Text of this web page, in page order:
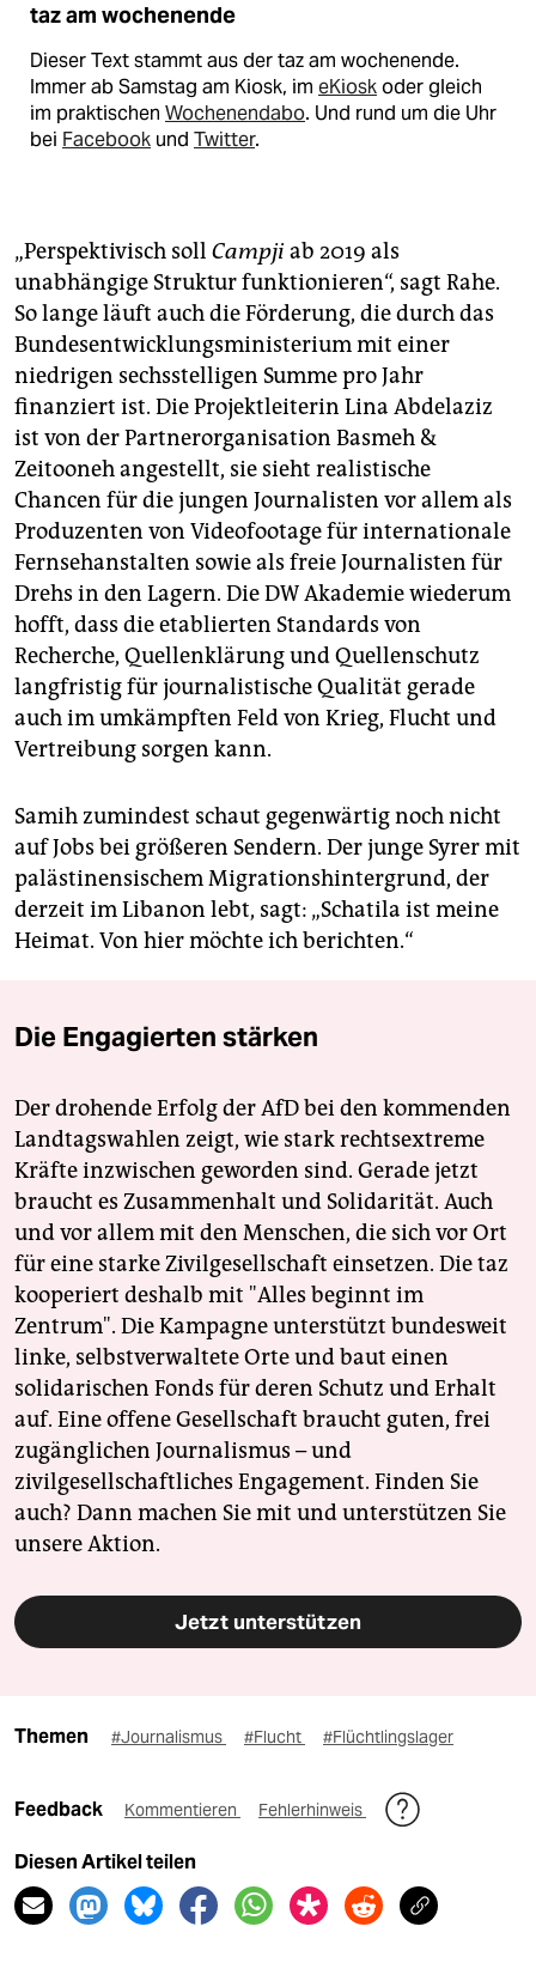
taz am wochenende
Dieser Text stammt aus der taz am wochenende.
Immer ab Samstag am Kiosk, im eKioskoder gleich
im praktischen Wochenendabo. Und rund um die Uhr
bei Facebook und Twitter.
„Perspektivisch soll Campji ab 2019 als
unabhängige Struktur funktionieren“, sagt Rahe.
So lange läuft auch die Förderung, die durch das
Bundesentwicklungsministerium mit einer
niedrigen sechsstelligen Summe pro Jahr
finanziert ist. Die Projektleiterin Lina Abdelaziz
ist von der Partnerorganisation Basmeh &
Zeitooneh angestellt, sie sieht realistische
Chancen für die jungen Journalisten vor allem als
Produzenten von Videofootage für internationale
Fernsehanstalten sowie als freie Journalisten für
Drehs in den Lagern. Die DW Akademie wiederum
hofft, dass die etablierten Standards von
Recherche, Quellenklärung und Quellenschutz
langfristig für journalistische Qualität gerade
auch im umkämpften Feld von Krieg, Flucht und
Vertreibung sorgen kann.
Samih zumindest schaut gegenwärtig noch nicht
auf Jobs bei größeren Sendern. Der junge Syrer mit
palästinensischem Migrationshintergrund, der
derzeit im Libanon lebt, sagt: „Schatila ist meine
Heimat. Von hier möchte ich berichten.“
Die Engagierten stärken
Der drohende Erfolg der AfD bei den kommenden
Landtagswahlen zeigt, wie stark rechtsextreme
Kräfte inzwischen geworden sind. Gerade jetzt
braucht es Zusammenhalt und Solidarität. Auch
und vor allem mit den Menschen, die sich vor Ort
für eine starke Zivilgesellschaft einsetzen. Die taz
kooperiert deshalb mit "Alles beginnt im
Zentrum". Die Kampagne unterstützt bundesweit
linke, selbstverwaltete Orte und baut einen
solidarischen Fonds für deren Schutz und Erhalt
auf. Eine offene Gesellschaft braucht guten, frei
zugänglichen Journalismus – und
zivilgesellschaftliches Engagement. Finden Sie
auch? Dann machen Sie mit und unterstützen Sie
unsere Aktion.
Jetzt unterstützen
Themen #Journalismus #Flucht #Flüchtlingslager
Feedback Kommentieren Fehlerhinweis
Diesen Artikel teilen